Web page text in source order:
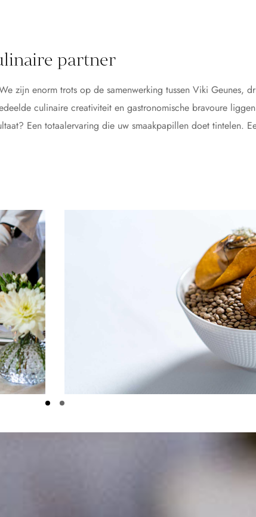
partner
zijn enorm trots op de samenwerking tussen Viki Geunes,
culinaire creativiteit en gastronomische bravoure liggen
Een totaalervaring die uw smaakpapillen doet tintelen.